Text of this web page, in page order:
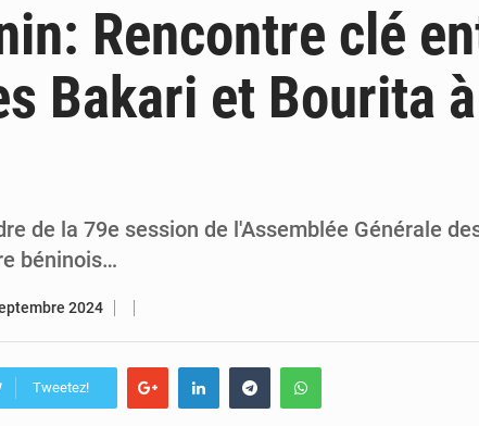
Bénin : Le CEG La Verdure de Ouèdo fait sa mue pour
Bénin : 14,5 milliards de dollars pour faire de la CDN 3.0 un bouclier
Rencontre clé
Bakari et Bourita à
de la 79e session de l'Assemblée Générale
béninois…
2024
Tweetez!